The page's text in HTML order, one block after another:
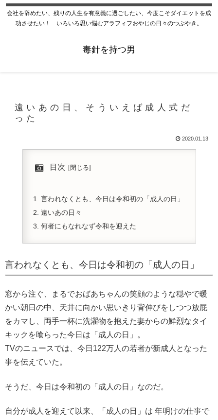
会社を辞めたい、残りの人生を有意義に過ごしたい、今度こそダイエットを成
功させたい！ いろいろ思い悩むアラフィフおやじの日々のつぶやき。
毒針を持つ男
遠いあの日、そういえば成人式だ
った
2020.01.13
目次
言われなくとも、今日は令和初の「成人の日」
遠いあの日々
何者にもなれなず令和を迎えた
言われなくとも、今日は令和初の「成人の日」
窓から注ぐ、まるでおばあちゃんの笑顔のような穏やで暖
かい朝日の中、天井に向かい思いきり背伸びをしつつ放屁
をカマし、両手一杯に洗濯物を抱えた妻からの鮮烈なタイ
キックを喰らった今日は「成人の日」。
TVのニュースでは、今日122万人の若者が新成人となった
事を伝えていた。
そうだ、今日は令和初の「成人の日」なのだ。
自分が成人を迎えて以来、「成人の日」は 年明けの仕事で